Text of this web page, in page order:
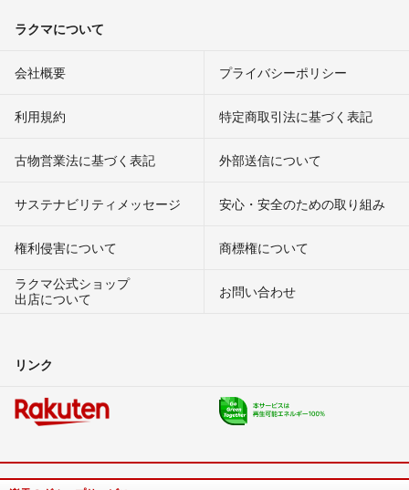
ラクマについて
会社概要 プライバシーポリシー
利用規約 特定商取引法に基づく表記
古物営業法に基づく表記 外部送信について
サステナビリティメッセージ 安心・安全のための取り組み
権利侵害について
商標権について
ラクマ公式ショップ
出店について
お問い合わせ
リンク